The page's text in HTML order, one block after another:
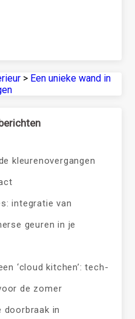
> Een unieke wand in
kleurenovergangen
integratie van
geuren in je
‘cloud kitchen’: tech-
de zomer
doorbraak in